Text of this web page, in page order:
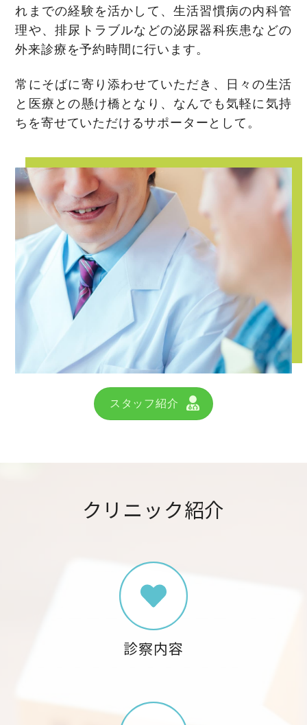
れまでの経験を活かして、生活習慣病の内科管
理や、排尿トラブルなどの泌尿器科疾患などの
外来診療を予約時間に行います。
常にそばに寄り添わせていただき、日々の生活
と医療との懸け橋となり、なんでも気軽に気持
ちを寄せていただけるサポーターとして。
スタッフ紹介
クリニック紹介
診察内容